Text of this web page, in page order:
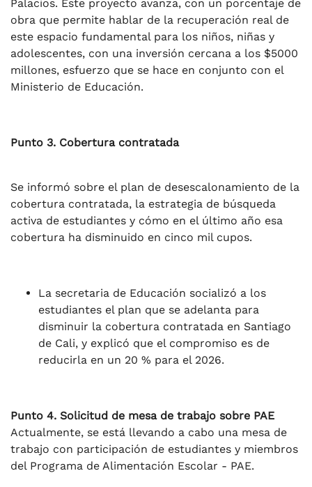
Palacios. Este proyecto avanza, con un porcentaje de
obra que permite hablar de la recuperación real de
este espacio fundamental para los niños, niñas y
adolescentes, con una inversión cercana a los $5000
millones, esfuerzo que se hace en conjunto con el
Ministerio de Educación.
Punto 3. Cobertura contratada
Se informó sobre el plan de desescalonamiento de la
cobertura contratada, la estrategia de búsqueda
activa de estudiantes y cómo en el último año esa
cobertura ha disminuido en cinco mil cupos.
La secretaria de Educación socializó a los
estudiantes el plan que se adelanta para
disminuir la cobertura contratada en Santiago
de Cali, y explicó que el compromiso es de
reducirla en un 20 % para el 2026.
Punto 4. Solicitud de mesa de trabajo sobre PAE
Actualmente, se está llevando a cabo una mesa de
trabajo con participación de estudiantes y miembros
del Programa de Alimentación Escolar - PAE.